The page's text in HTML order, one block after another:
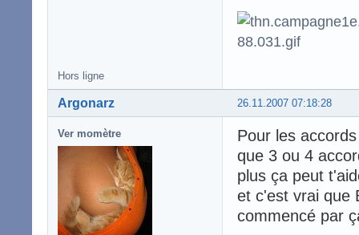
Hors ligne
26.11.2007 07:18:28
Argonarz
Ver momètre
Pour les
que 3 ou 4
plus ça peut
et c'est vrai que
commencé par